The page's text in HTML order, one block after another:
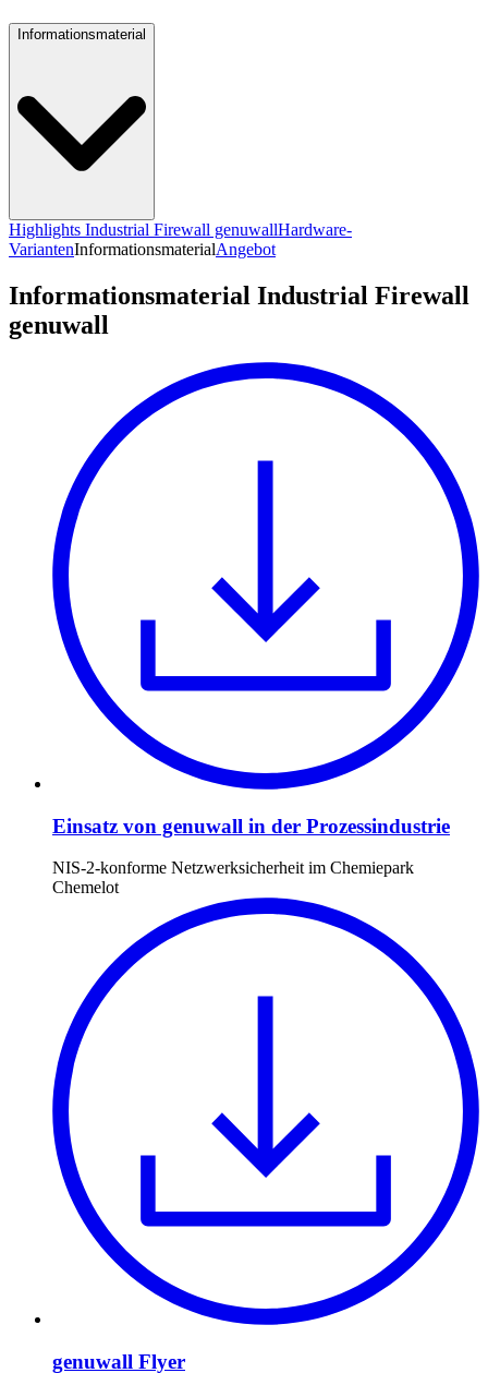
Informationsmaterial
Highlights Industrial Firewall genuwallHardware-
VariantenInformationsmaterialAngebot
Informationsmaterial Industrial Firewall
genuwall
Einsatz von genuwall in der Prozessindustrie
NIS-2-konforme Netzwerksicherheit im Chemiepark
Chemelot
genuwall Flyer